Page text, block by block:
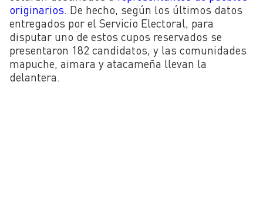
originarios. De hecho, según los últimos datos
entregados por el Servicio Electoral, para
disputar uno de estos cupos reservados se
presentaron 182 candidatos, y las comunidades
mapuche, aimara y atacameña llevan la
delantera.